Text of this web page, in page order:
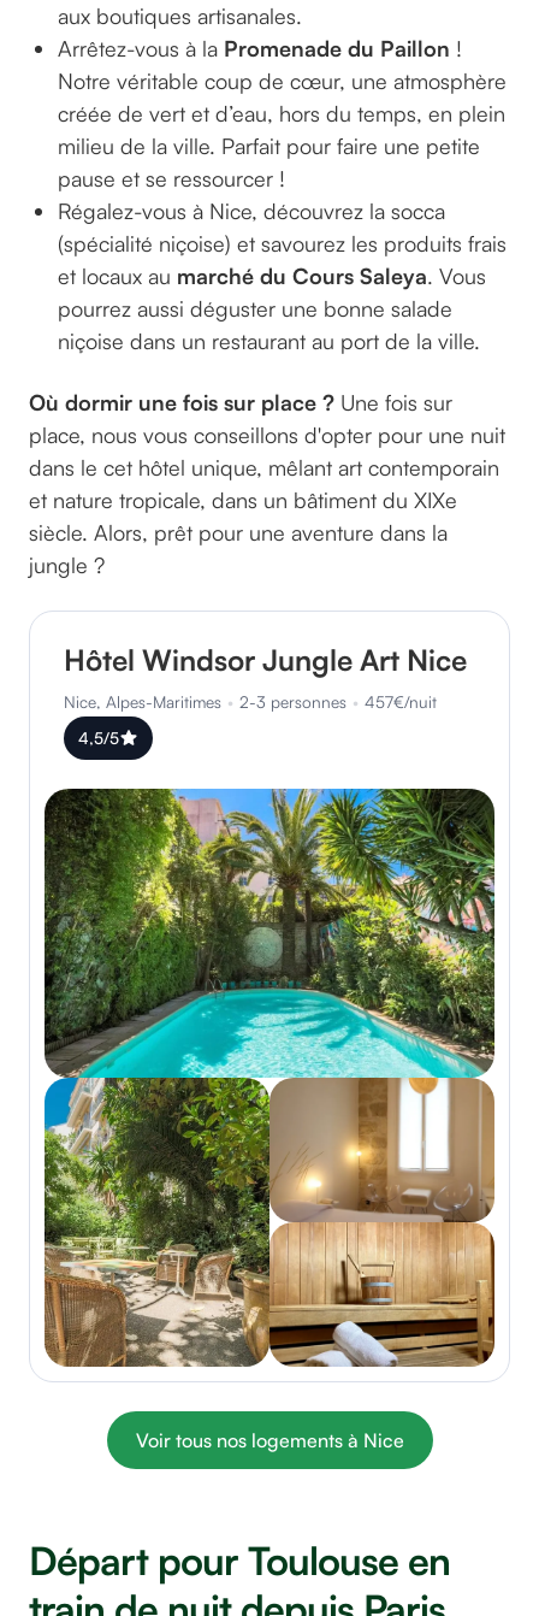
aux boutiques artisanales.
Arrêtez-vous à la Promenade du Paillon !
Notre véritable coup de cœur, une atmosphère
créée de vert et d’eau, hors du temps, en plein
milieu de la ville. Parfait pour faire une petite
pause et se ressourcer !
Régalez-vous à Nice, découvrez la socca
(spécialité niçoise) et savourez les produits frais
et locaux au marché du Cours Saleya. Vous
pourrez aussi déguster une bonne salade
niçoise dans un restaurant au port de la ville.
Où dormir une fois sur place ? Une fois sur
place, nous vous conseillons d'opter pour une nuit
dans le cet hôtel unique, mêlant art contemporain
et nature tropicale, dans un bâtiment du XIXe
siècle. Alors, prêt pour une aventure dans la
jungle ?
Hôtel Windsor Jungle Art Nice
Nice, Alpes-Maritimes • 2-3 personnes • 457€/nuit
4,5/5
Voir tous nos logements à Nice
Départ pour Toulouse en